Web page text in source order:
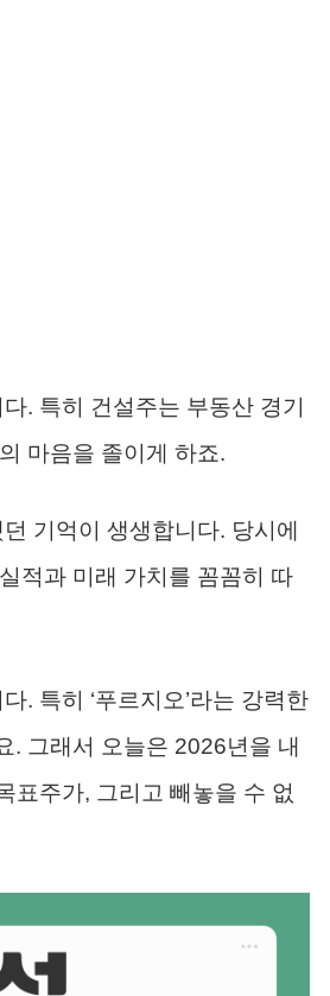
. 특히 건설주는 부동산 경기
마음을 졸이게 하죠.
기억이 생생합니다. 당시에
적과 미래 가치를 꼼꼼히 따
. 특히 ‘푸르지오’라는 강력한
. 그래서 오늘은 2026년을 내
표주가, 그리고 빼놓을 수 없